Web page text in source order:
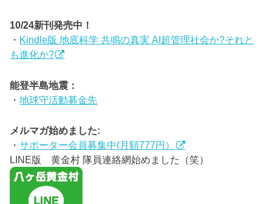
10/24新刊発売中！
・ Kindle版 地底科学 共鳴の真実 AI超管理社会か?それと
も進化か?
能登半島地震：
・地球守活動募金先
メルマガ始めました:
・サポーター会員募集中(月額777円）
LINE版 黄金村 隊員連絡網始めました（笑）